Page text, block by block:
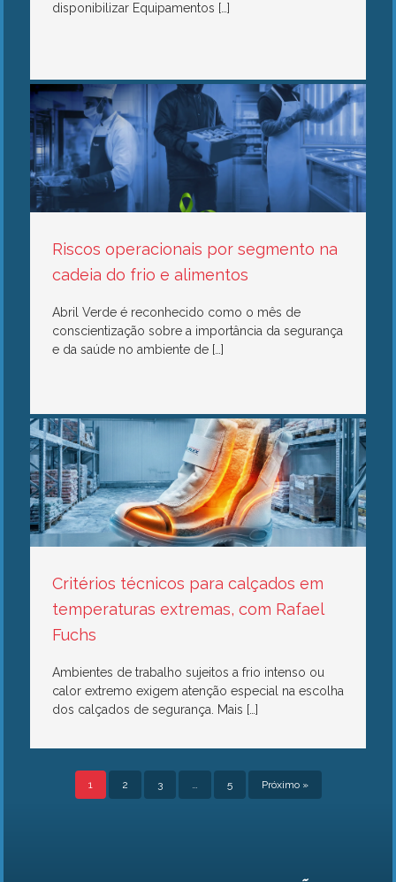
disponibilizar Equipamentos […]
Riscos operacionais por segmento na
cadeia do frio e alimentos
Abril Verde é reconhecido como o mês de
conscientização sobre a importância da segurança
e da saúde no ambiente de […]
Critérios técnicos para calçados em
temperaturas extremas, com Rafael
Fuchs
Ambientes de trabalho sujeitos a frio intenso ou
calor extremo exigem atenção especial na escolha
dos calçados de segurança. Mais […]
1 2 3 … 5 Próximo »